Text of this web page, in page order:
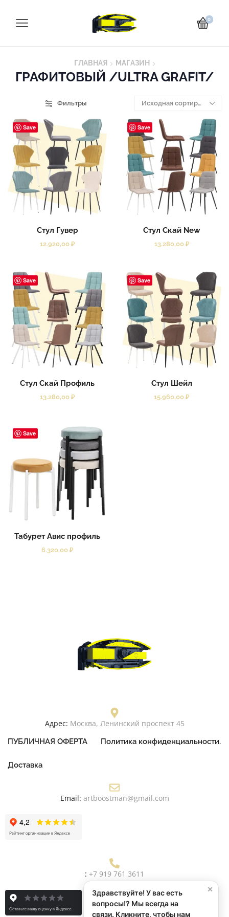
0
ГЛАВНАЯ МАГАЗИН
ГРАФИТОВЫЙ /ULTRA GRAFIT/
Фильтры
Save
Стул Гувер
12.920,00 ₽
Save
Стул Скай New
13.280,00 ₽
Save
Стул Скай Профиль
13.280,00 ₽
Save
Стул Шейл
15.960,00 ₽
Save
Табурет Авис профиль
6.320,00 ₽
Адрес: Москва, Ленинский проспект 45
ПУБЛИЧНАЯ ОФЕРТА Политика конфиденциальности.
Доставка
Email: artboostman@gmail.com
: +7 919 761 3611
×
Здравствуйте! У вас есть
вопросы!? Мы всегда на
связи. Кликните, чтобы нам